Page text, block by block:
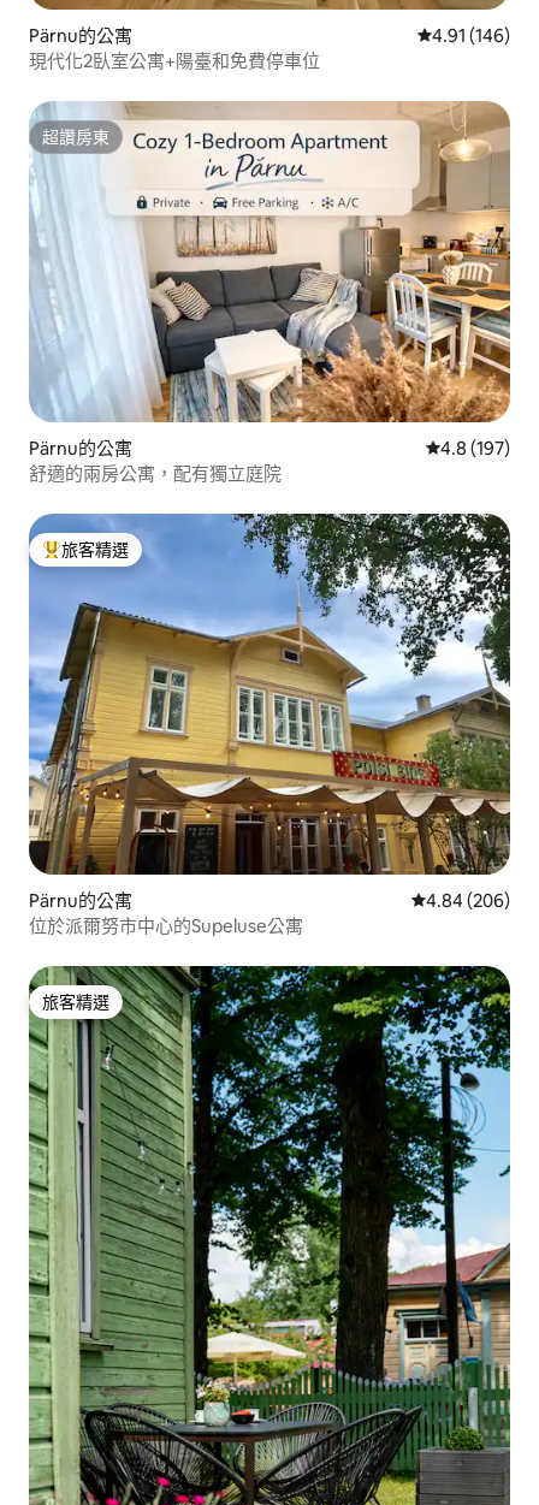
Pärnu的公寓 從 146 則評價
4.91 (146)
現代化2臥室公寓+陽臺和免費停車位
超讚房東
超讚房東
Pärnu的公寓 從 197 則評
4.8 (197)
舒適的兩房公寓，配有獨立庭院
旅客精選榜首
旅客精選
Pärnu的公寓 從 206 則評價
4.84 (206)
位於派爾努市中心的Supeluse公寓
旅客精選
旅客精選